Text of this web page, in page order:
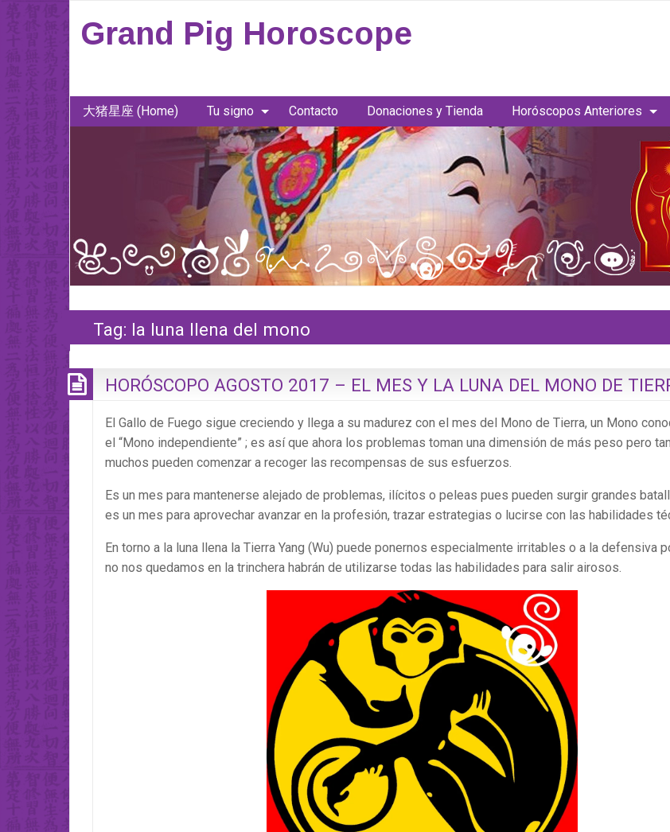
Grand Pig Horoscope
大猪星座 (Home) Tu signo Contacto Donaciones y Tienda Horóscopos Anteriores
Tag: la luna llena del mono
HORÓSCOPO AGOSTO 2017 – EL MES Y LA LUNA DEL MONO DE
El Gallo de Fuego sigue creciendo y llega a su madurez con el mes del Mono de Tierra, un Mono
el “Mono independiente” ; es así que ahora los problemas toman una dimensión de más peso pero
muchos pueden comenzar a recoger las recompensas de sus esfuerzos.
Es un mes para mantenerse alejado de problemas, ilícitos o peleas pues pueden surgir grandes
es un mes para aprovechar avanzar en la profesión, trazar estrategias o lucirse con las habilidades
En torno a la luna llena la Tierra Yang (Wu) puede ponernos especialmente irritables o a la defensiva
no nos quedamos en la trinchera habrán de utilizarse todas las habilidades para salir airosos.